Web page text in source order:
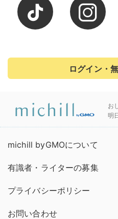
ログイン・
お
明
michill byGMOについて
有識者・ライターの募集
プライバシーポリシー
お問い合わせ